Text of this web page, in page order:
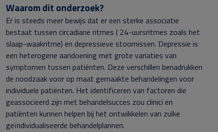
Waarom dit onderzoek?
Er is steeds meer bewijs dat er een sterke associatie
bestaat tussen circadiane ritmes ( 24-uursritmes zoals het
slaap-waakritme) en depressieve stoornissen. Depressie is
een heterogene aandoening met grote variaties van
symptomen tussen patiënten. Deze verschillen benadrukken
de noodzaak voor op maat gemaakte behandelingen voor
individuele patiënten. Het identificeren van factoren die
geassocieerd zijn met behandelsucces zou clinici en
patiënten kunnen helpen bij het ontwikkelen van zulke
geïndividualiseerde behandelplannen.